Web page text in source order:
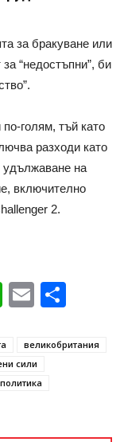
за бракуване или
“недостъпни”, би
голям, тъй като
разходи като
удължаване на
включително
2.
WhatsApp
Email
великобритания
сили